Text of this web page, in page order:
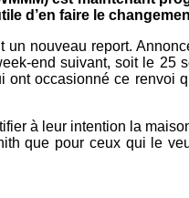
d’en faire le
nouveau report.
end suivant, soit le 25
occasionné ce renvoi
à leur intention la
que pour ceux qui le